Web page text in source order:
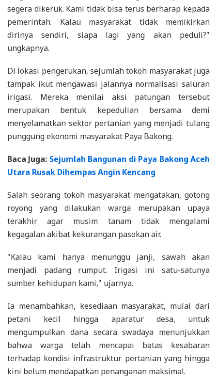
segera dikeruk. Kami tidak bisa terus berharap kepada
pemerintah. Kalau masyarakat tidak memikirkan
dirinya sendiri, siapa lagi yang akan peduli?"
ungkapnya.
Di lokasi pengerukan, sejumlah tokoh masyarakat juga
tampak ikut mengawasi jalannya normalisasi saluran
irigasi. Mereka menilai aksi patungan tersebut
merupakan bentuk kepedulian bersama demi
menyelamatkan sektor pertanian yang menjadi tulang
punggung ekonomi masyarakat Paya Bakong.
Baca Juga: Sejumlah Bangunan di Paya Bakong Aceh
Utara Rusak Dihempas Angin Kencang
Salah seorang tokoh masyarakat mengatakan, gotong
royong yang dilakukan warga merupakan upaya
terakhir agar musim tanam tidak mengalami
kegagalan akibat kekurangan pasokan air.
"Kalau kami hanya menunggu janji, sawah akan
menjadi padang rumput. Irigasi ini satu-satunya
sumber kehidupan kami," ujarnya.
Ia menambahkan, kesediaan masyarakat, mulai dari
petani kecil hingga aparatur desa, untuk
mengumpulkan dana secara swadaya menunjukkan
bahwa warga telah mencapai batas kesabaran
terhadap kondisi infrastruktur pertanian yang hingga
kini belum mendapatkan penanganan maksimal.